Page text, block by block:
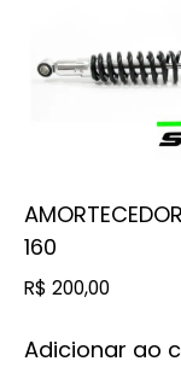
160
R$ 200,00
Adicionar ao